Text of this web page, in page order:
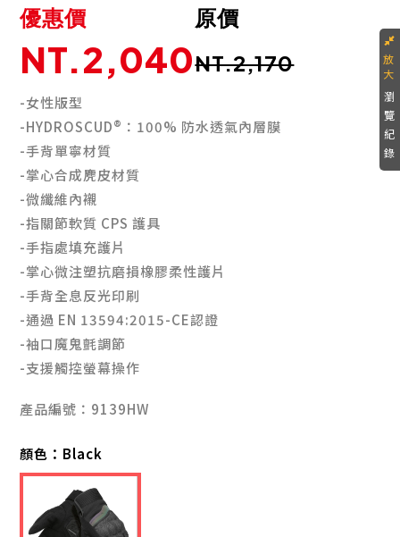
原價
NT.2,170
優惠價
NT.2,040
-女性版型
-HYDROSCUD®：100% 防水透氣內層膜
-手背單寧材質
-掌心合成麂皮材質
-微纖維內襯
-指關節軟質 CPS 護具
-手指處填充護片
-掌心微注塑抗磨損橡膠柔性護片
-手背全息反光印刷
-通過 EN 13594:2015-CE認證
-袖口魔鬼氈調節
-支援觸控螢幕操作
產品編號：9139HW
顏色： Black
瀏
覽
紀
錄